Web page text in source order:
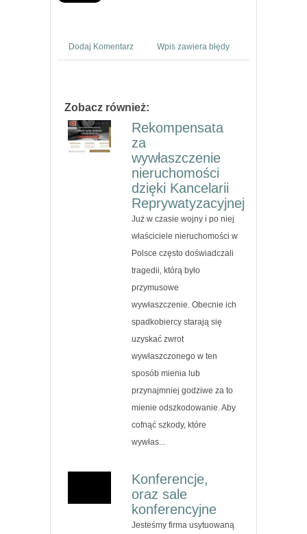
Dodaj Komentarz Wpis zawiera błędy
Zobacz również:
Rekompensata
za
wywłaszczenie
nieruchomości
dzięki Kancelarii
Reprywatyzacyjnej
Już w czasie wojny i po niej
właściciele nieruchomości w
Polsce często doświadczali
tragedii, którą było
przymusowe
wywłaszczenie. Obecnie ich
spadkobiercy starają się
uzyskać zwrot
wywłaszczonego w ten
sposób mienia lub
przynajmniej godziwe za to
mienie odszkodowanie. Aby
cofnąć szkody, które
wywłas...
Konferencje,
oraz sale
konferencyjne
Jesteśmy firma usytuowaną